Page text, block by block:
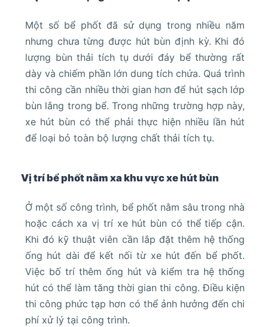
Một số bể phốt đã sử dụng trong nhiều năm
nhưng chưa từng được hút bùn định kỳ. Khi đó
lượng bùn thải tích tụ dưới đáy bể thường rất
dày và chiếm phần lớn dung tích chứa. Quá trình
thi công cần nhiều thời gian hơn để hút sạch lớp
bùn lắng trong bể. Trong những trường hợp này,
xe hút bùn có thể phải thực hiện nhiều lần hút
để loại bỏ toàn bộ lượng chất thải tích tụ.
Vị trí bể phốt nằm xa khu vực xe hút bùn
Ở một số công trình, bể phốt nằm sâu trong nhà
hoặc cách xa vị trí xe hút bùn có thể tiếp cận.
Khi đó kỹ thuật viên cần lắp đặt thêm hệ thống
ống hút dài để kết nối từ xe hút đến bể phốt.
Việc bố trí thêm ống hút và kiểm tra hệ thống
hút có thể làm tăng thời gian thi công. Điều kiện
thi công phức tạp hơn có thể ảnh hưởng đến chi
phí xử lý tại công trình.